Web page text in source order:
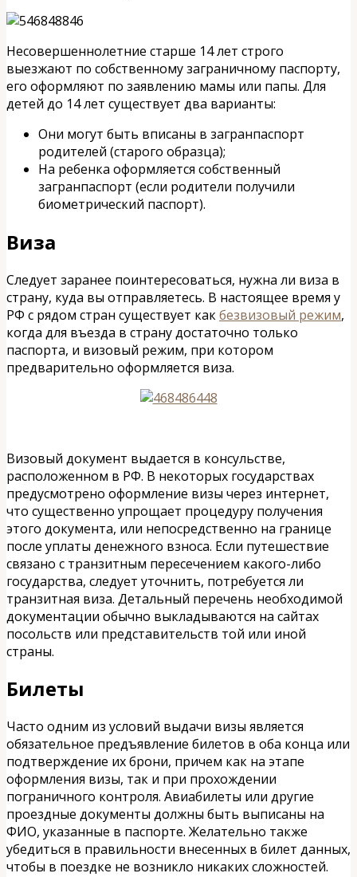
Несовершеннолетние старше 14 лет строго
выезжают по собственному заграничному паспорту,
его оформляют по заявлению мамы или папы. Для
детей до 14 лет существует два варианты:
Они могут быть вписаны в загранпаспорт
родителей (старого образца);
На ребенка оформляется собственный
загранпаспорт (если родители получили
биометрический паспорт).
Виза
Следует заранее поинтересоваться, нужна ли виза в
страну, куда вы отправляетесь. В настоящее время у
РФ с рядом стран существует какбезвизовый режим,
когда для въезда в страну достаточно только
паспорта, и визовый режим, при котором
предварительно оформляется виза.
Визовый документ выдается в консульстве,
расположенном в РФ. В некоторых государствах
предусмотрено оформление визы через интернет,
что существенно упрощает процедуру получения
этого документа, или непосредственно на границе
после уплаты денежного взноса. Если путешествие
связано с транзитным пересечением какого-либо
государства, следует уточнить, потребуется ли
транзитная виза. Детальный перечень необходимой
документации обычно выкладываются на сайтах
посольств или представительств той или иной
страны.
Билеты
Часто одним из условий выдачи визы является
обязательное предъявление билетов в оба конца или
подтверждение их брони, причем как на этапе
оформления визы, так и при прохождении
пограничного контроля. Авиабилеты или другие
проездные документы должны быть выписаны на
ФИО, указанные в паспорте. Желательно также
убедиться в правильности внесенных в билет данных,
чтобы в поездке не возникло никаких сложностей.